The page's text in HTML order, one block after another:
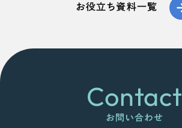
お役立ち資料一覧
Contact
お問い合わせ